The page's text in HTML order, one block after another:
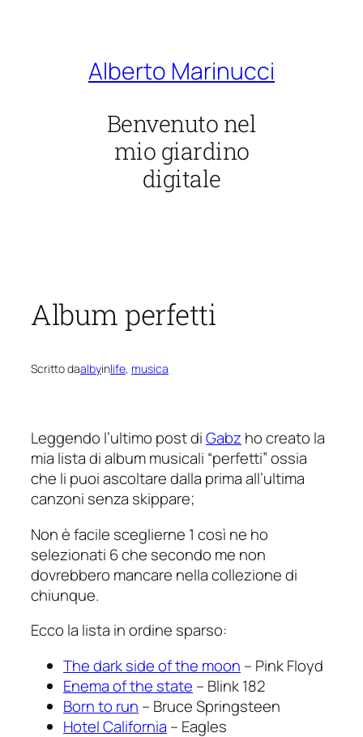
Alberto Marinucci
Benvenuto nel
mio giardino
digitale
Album perfetti
Scritto daalbyinlife, musica
Leggendo l’ultimo post diGabz ho creato la
mia lista di album musicali “perfetti” ossia
che li puoi ascoltare dalla prima all’ultima
canzoni senza skippare;
Non è facile sceglierne 1 così ne ho
selezionati 6 che secondo me non
dovrebbero mancare nella collezione di
chiunque.
Ecco la lista in ordine sparso:
The dark side of the moon – Pink Floyd
Enema of the state – Blink 182
Born to run – Bruce Springsteen
Hotel California – Eagles